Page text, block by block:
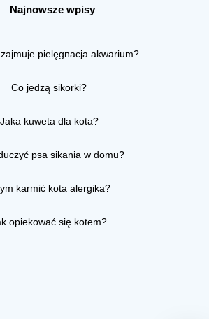
Najnowsze wpisy
pielęgnacja akwarium?
Co jedzą sikorki?
Jaka kuweta dla kota?
psa sikania w domu?
karmić kota alergika?
opiekować się kotem?